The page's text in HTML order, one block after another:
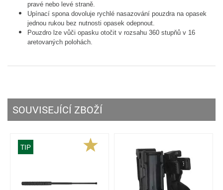
pravé nebo levé straně.
Upínací spona dovoluje rychlé nasazování pouzdra na opasek
jednou rukou bez nutnosti opasek odepnout.
Pouzdro lze vůči opasku otočit v rozsahu 360 stupňů v 16
aretovaných polohách.
SOUVISEJÍCÍ ZBOŽÍ
TIP